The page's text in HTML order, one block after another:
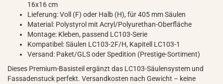
16x16 cm
Lieferung: Voll (F) oder Halb (H), für 405 mm Säulen
Material: Polystyrol mit Acryl/Polyurethan-Oberfläche
Montage: Kleben, passend LC103-Serie
Kompatibel: Säulen LC103-2F/H, Kapitell LC103-1
Versand: Paket/GLS oder Spedition (Prestige-Sortiment)
Dieses Premium-Basisteil ergänzt das LC103-Säulensystem und
Fassadenstuck perfekt. Versandkosten nach Gewicht – keine